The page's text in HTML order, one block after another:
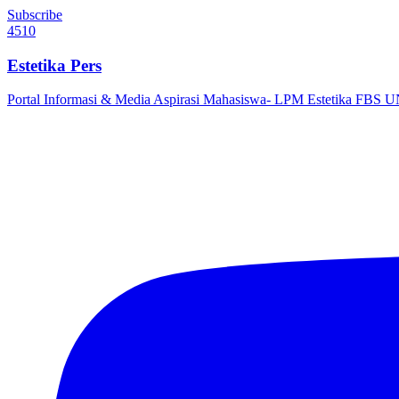
Subscribe
4510
Estetika Pers
Portal Informasi & Media Aspirasi Mahasiswa- LPM Estetika FBS